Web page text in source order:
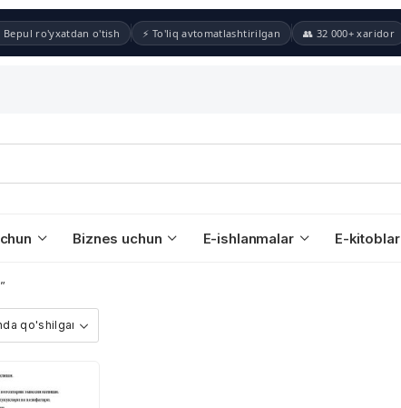
Bepul ro'yxatdan o'tish ⚡ To'liq avtomatlashtirilgan 👥 32 000+ xaridor
Biznes uchun E-ishlanmalar E-kitoblar